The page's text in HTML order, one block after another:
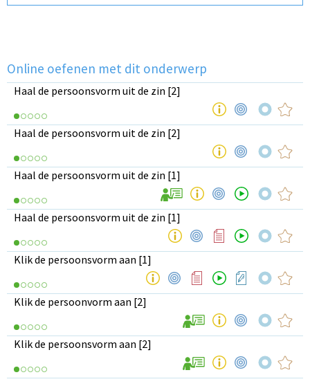
Online oefenen met dit onderwerp
Haal de persoonsvorm uit de zin [2]
Haal de persoonsvorm uit de zin [2]
Haal de persoonsvorm uit de zin [1]
Haal de persoonsvorm uit de zin [1]
Klik de persoonsvorm aan [1]
Klik de persoonvorm aan [2]
Klik de persoonsvorm aan [2]